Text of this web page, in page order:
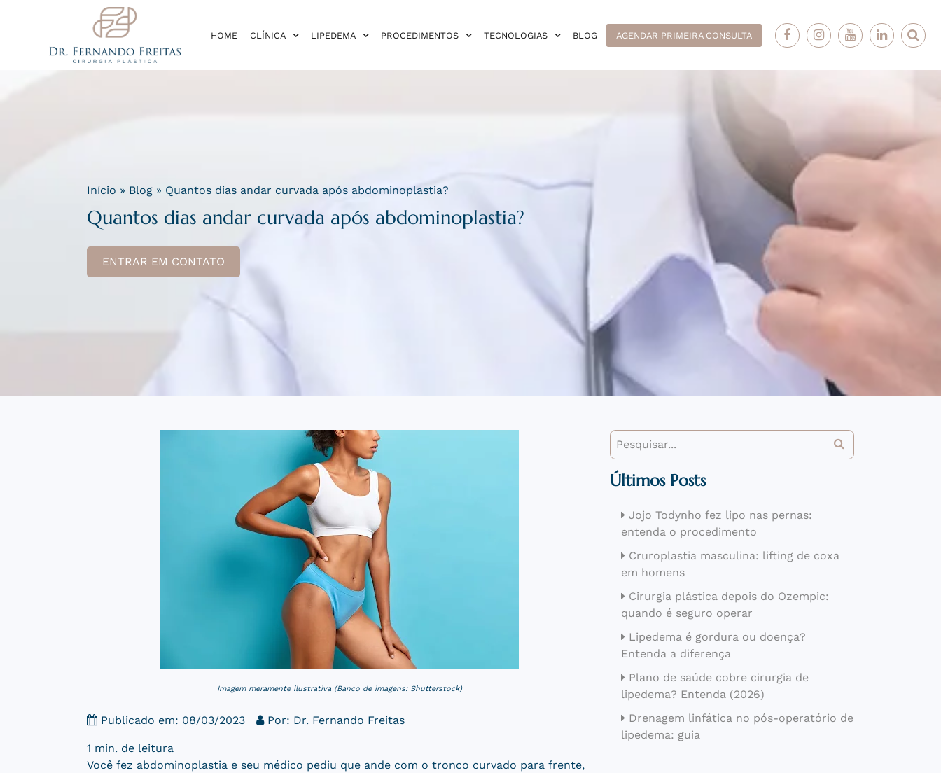
HOME CLÍNICA LIPEDEMA PROCEDIMENTOS TECNOLOGIAS BLOG AGENDAR PRIMEIRA CONSULTA
Início » Blog» Quantos dias andar curvada após abdominoplastia?
Quantos dias andar curvada após abdominoplastia?
ENTRAR EM CONTATO
Imagem meramente ilustrativa (Banco de imagens: Shutterstock)
Publicado em: 08/03/2023 Por: Dr. Fernando Freitas
1 min. de leitura
Você fez abdominoplastia e seu médico pediu que ande com o tronco curvado para frente,
Últimos Posts
Jojo Todynho fez lipo nas pernas:
entenda o procedimento
Cruroplastia masculina: lifting de coxa
em homens
Cirurgia plástica depois do Ozempic:
quando é seguro operar
Lipedema é gordura ou doença?
Entenda a diferença
Plano de saúde cobre cirurgia de
lipedema? Entenda (2026)
Drenagem linfática no pós-operatório de
lipedema: guia